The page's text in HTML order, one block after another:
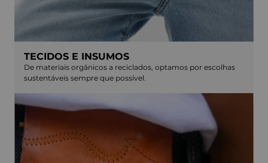
TECIDOS E INSUMOS
De materiais orgânicos a reciclados, optamos por escolhas
sustentáveis sempre que possível.